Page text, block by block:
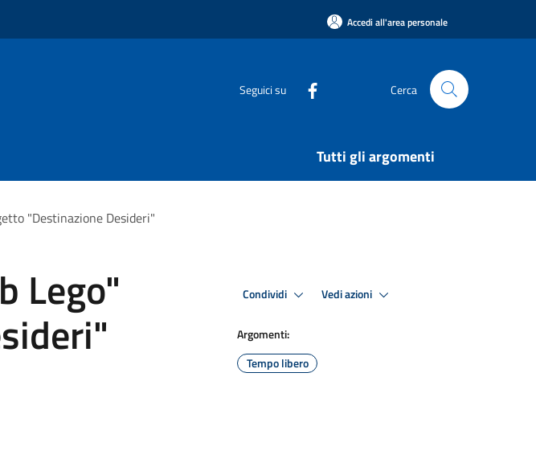
Accedi all'area personale
Seguici su Cerca
Tutti gli argomenti
"Destinazione Desideri"
Lego" Condividi Vedi azioni
Argomenti:
Tempo libero